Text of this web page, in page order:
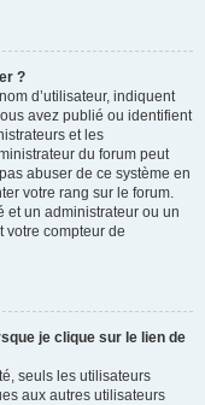
?
d’utilisateur, indiquent
avez publié ou identifient
et les
du forum peut
abuser de ce système en
votre rang sur le forum.
et un administrateur ou un
votre compteur de
je clique sur le lien de
seuls les utilisateurs
aux autres utilisateurs